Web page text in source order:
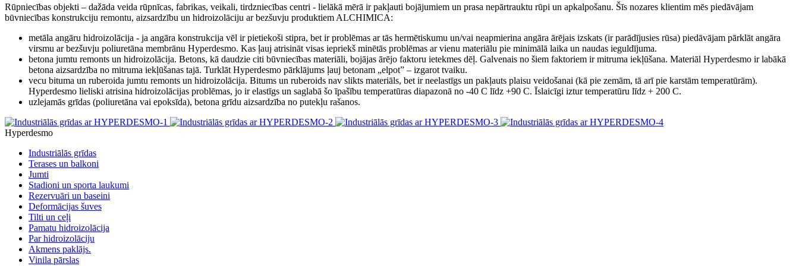
Rūpniecības objekti – dažāda veida rūpnīcas, fabrikas, veikali, tirdzniecības centri - lielākā mērā ir pakļauti bojājumiem un prasa nepārtrauktu rūpi un apkalpošanu. Šīs nozares klientim mēs piedāvājam
būvniecības konstrukciju remontu, aizsardzību un hidroizolāciju ar bezšuvju produktiem ALCHIMICA:
metāla angāru hidroizolācija - ja angāra konstrukcija vēl ir pietiekoši stipra, bet ir problēmas ar tās hermētiskumu un/vai neapmierina angāra ārējais izskats (ir parādījusies rūsa) piedāvājam pārklāt angāra
virsmu ar bezšuvju poliuretāna membrānu Hyperdesmo. Kas ļauj atrisināt visas iepriekš minētās problēmas ar vienu materiālu pie minimālā laika un naudas ieguldījuma.
betona jumtu remonts un hidroizolācija. Betons, kā daudzie citi būvniecības materiāli, bojājas ārējo faktoru ietekmes dēļ. Galvenais no šiem faktoriem ir mitruma iekļūšana. Materiāl Hyperdesmo ir labākā
betona aizsardzība no mitruma iekļūšanas tajā. Turklāt Hyperdesmo pārklājums ļauj betonam „elpot” – izgarot tvaiku.
vecu bituma un ruberoida jumtu remonts un hidroizolācija. Bitums un ruberoids nav slikts materiāls, bet ir neelastīgs un pakļauts plaisu veidošanai (kā pie zemām, tā arī pie karstām temperatūrām).
Hyperdesmo lieliski atrisina hidroizolācijas problēmas, jo ir elastīgs un saglabā šo īpašību temperatūras diapazonā no -40 C līdz +90 C. Īslaicīgi iztur temperatūru līdz + 200 C.
uzlejamās grīdas (poliuretāna vai epoksīda), betona grīdu aizsardzība no putekļu rašanos.
Hyperdesmo
Industriālās grīdas
Terases un balkoni
Jumti
Stadioni un sporta laukumi
Rezervuāri un baseini
Deformācijas šuves
Tilti un ceļi
Pamatu hidroizolācija
Par hidroizolāciju
Akmens paklājs.
Vinila pārslas